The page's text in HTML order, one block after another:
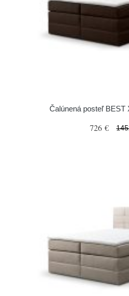
Čalúnená posteľ BEST
726 €